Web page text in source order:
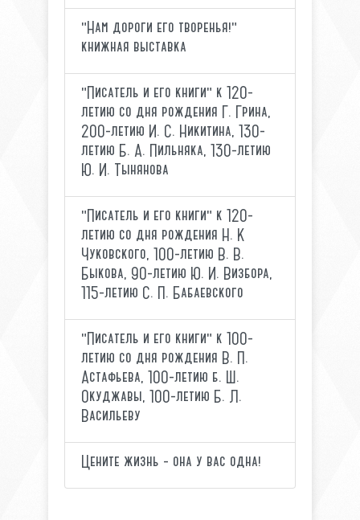
"Нам дороги его творенья!"
книжная выставка
"Писатель и его книги" к 120-
летию со дня рождения Г. Грина,
200-летию И. С. Никитина, 130-
летию Б. А. Пильняка, 130-летию
Ю. И. Тынянова
"Писатель и его книги" к 120-
летию со дня рождения Н. К
Чуковского, 100-летию В. В.
Быкова, 90-летию Ю. И. Визбора,
115-летию С. П. Бабаевского
"Писатель и его книги" к 100-
летию со дня рождения В. П.
Астафьева, 100-летию б. Ш.
Окуджавы, 100-летию Б. Л.
Васильеву
Цените жизнь - она у вас одна!